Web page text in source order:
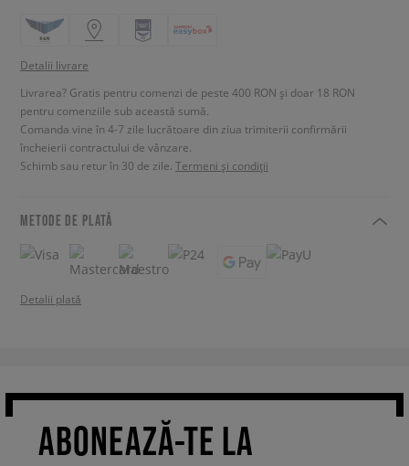
Detalii livrare
Livrarea? Gratis pentru comenzi de peste 400 RON și doar 18 RON
pentru comenziile sub această sumă.
Comanda vine în 4-7 zile lucrătoare din ziua trimiterii confirmării
încheierii contractului de vânzare.
Schimb sau retur în 30 de zile. Termeni și condiții
METODE DE PLATĂ
Detalii plată
ABONEAZĂ-TE LA